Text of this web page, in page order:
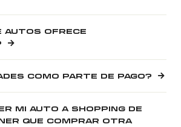
AUTOS OFRECE
COMO PARTE DE PAGO?
MI AUTO A SHOPPING DE
QUE COMPRAR OTRA